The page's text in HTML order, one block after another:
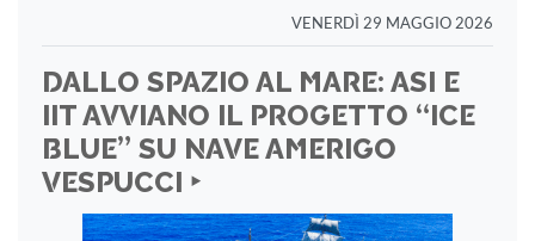
VENERDÌ 29 MAGGIO 2026
DALLO SPAZIO AL MARE: ASI E
IIT AVVIANO IL PROGETTO “ICE
BLUE” SU NAVE AMERIGO
VESPUCCI ‣